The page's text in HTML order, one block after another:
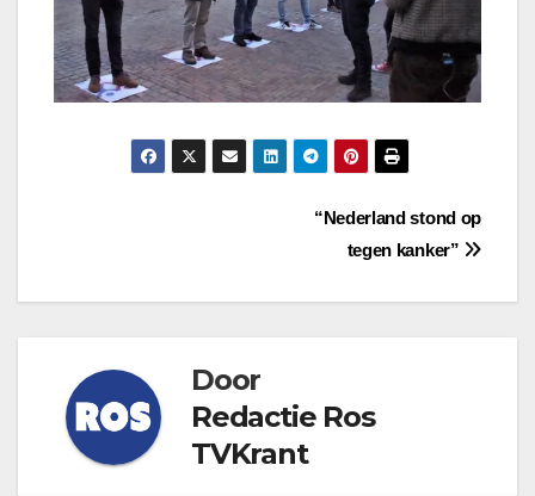
“Nederland stond op
tegen kanker”
Door
Redactie Ros
TVKrant